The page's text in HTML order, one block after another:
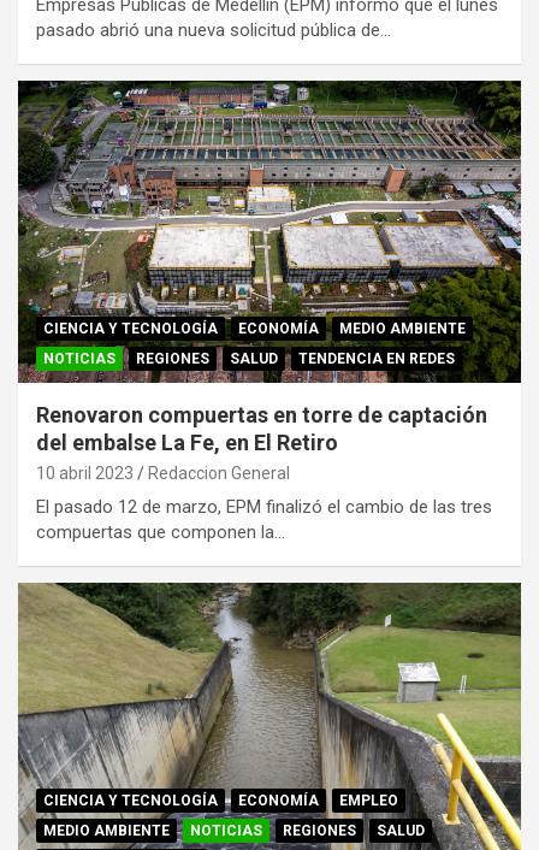
Empresas Públicas de Medellín (EPM) informó que el lunes
pasado abrió una nueva solicitud pública de…
CIENCIA Y TECNOLOGÍA ECONOMÍA
MEDIO AMBIENTE
NOTICIAS
REGIONES SALUD TENDENCIA EN REDES
Renovaron compuertas en torre de captación
del embalse La Fe, en El Retiro
10 abril 2023 Redaccion General
El pasado 12 de marzo, EPM finalizó el cambio de las tres
compuertas que componen la…
CIENCIA Y TECNOLOGÍA ECONOMÍA
EMPLEO
MEDIO AMBIENTE
NOTICIAS REGIONES
SALUD